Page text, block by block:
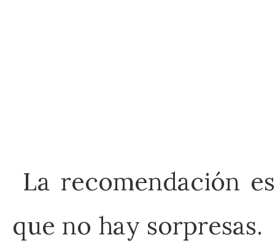
La recomendación
que no hay sorpresas.